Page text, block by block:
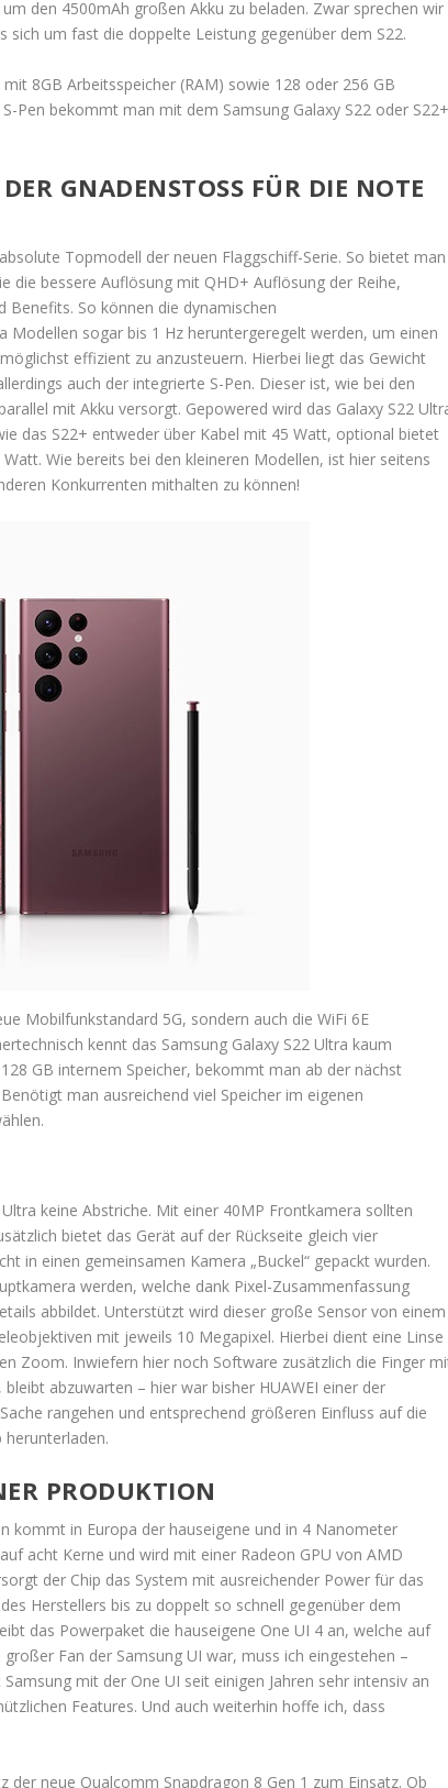
den 4500mAh großen Akku zu beladen. Zwar sprechen wir
um fast die doppelte Leistung gegenüber dem S22.
8GB Arbeitsspeicher (RAM) sowie 128 oder 256 GB
Pen bekommt man mit dem Samsung Galaxy S22 oder
GNADENSTOSS FÜR DIE NOTE M
Topmodell der neuen Flaggschiff-Serie. So bietet man
die bessere Auflösung mit QHD+ Auflösung der Reihe,
Benefits. So können die dynamischen
sogar bis 1 Hz heruntergeregelt werden, um einen
effizient zu anzusteuern. Hierbei liegt das Gewicht
auch der integrierte S-Pen. Dieser ist, wie bei den
mit Akku versorgt. Gepowered wird das Galaxy S22
das S22+ entweder über Kabel mit 45 Watt, optional bietet
Wie bereits bei den kleineren Modellen, ist hier seitens
Konkurrenten mithalten zu können!
Mobilfunkstandard 5G, sondern auch die WiFi 6E
kennt das Samsung Galaxy S22 Ultra kaum
GB internem Speicher, bekommt man ab der nächst
man ausreichend viel Speicher im eigenen
keine Abstriche. Mit einer 40MP Frontkamera sollten
bietet das Gerät auf der Rückseite gleich vier
in einen gemeinsamen Kamera „Buckel“ gepackt wurden.
werden, welche dank Pixel-Zusammenfassung
abbildet. Unterstützt wird dieser große Sensor von einem
mit jeweils 10 Megapixel. Hierbei dient eine Linse
Zoom. Inwiefern hier noch Software zusätzlich die Finger
abzuwarten – hier war bisher HUAWEI einer der
rangehen und entsprechend größeren Einfluss auf die
herunterladen.
PRODUKTION
kommt in Europa der hauseigene und in 4 Nanometer
acht Kerne und wird mit einer Radeon GPU von AMD
der Chip das System mit ausreichender Power für das
Herstellers bis zu doppelt so schnell gegenüber dem
das Powerpaket die hauseigene One UI 4 an, welche auf
Fan der Samsung UI war, muss ich eingestehen –
mit der One UI seit einigen Jahren sehr intensiv an
Features. Und auch weiterhin hoffe ich, dass
der neue Qualcomm Snapdragon 8 Gen 1 zum Einsatz. Ob